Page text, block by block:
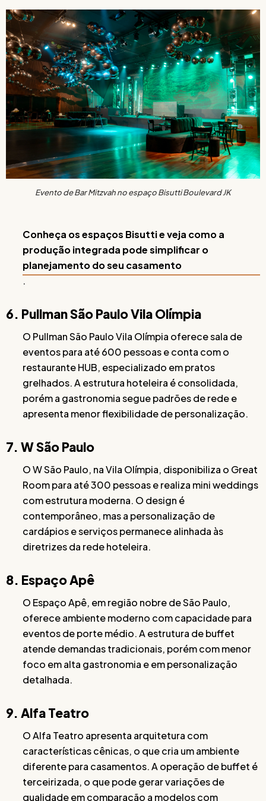
Evento de Bar Mitzvah no espaço Bisutti Boulevard JK
Conheça os espaços Bisutti e veja como a
produção integrada pode simplificar o
planejamento do seu casamento
.
6. Pullman São Paulo Vila Olímpia
O Pullman São Paulo Vila Olímpia oferece sala de
eventos para até 600 pessoas e conta com o
restaurante HUB, especializado em pratos
grelhados. A estrutura hoteleira é consolidada,
porém a gastronomia segue padrões de rede e
apresenta menor flexibilidade de personalização.
7. W São Paulo
O W São Paulo, na Vila Olímpia, disponibiliza o Great
Room para até 300 pessoas e realiza mini weddings
com estrutura moderna. O design é
contemporâneo, mas a personalização de
cardápios e serviços permanece alinhada às
diretrizes da rede hoteleira.
8. Espaço Apê
O Espaço Apê, em região nobre de São Paulo,
oferece ambiente moderno com capacidade para
eventos de porte médio. A estrutura de buffet
atende demandas tradicionais, porém com menor
foco em alta gastronomia e em personalização
detalhada.
9. Alfa Teatro
O Alfa Teatro apresenta arquitetura com
características cênicas, o que cria um ambiente
diferente para casamentos. A operação de buffet é
terceirizada, o que pode gerar variações de
qualidade em comparação a modelos com